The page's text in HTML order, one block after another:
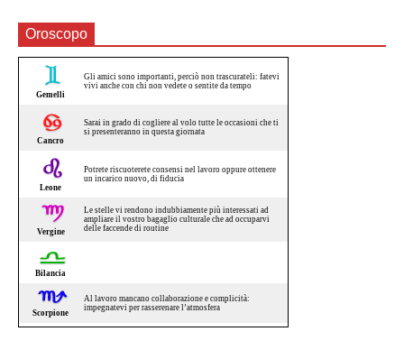
Oroscopo